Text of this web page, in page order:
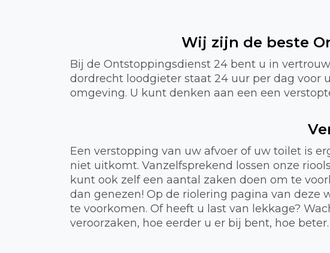
Wij zijn de beste
Bij de Ontstoppingsdienst 24 bent u in
dordrecht loodgieter staat 24 uur per dag voor
omgeving. U kunt denken aan een een
Een verstopping van uw afvoer of uw toilet is
niet uitkomt. Vanzelfsprekend lossen onze
kunt ook zelf een aantal zaken doen om te
dan genezen! Op de riolering pagina van
te voorkomen. Of heeft u last van lekkage?
veroorzaken, hoe eerder u er bij bent, hoe beter.